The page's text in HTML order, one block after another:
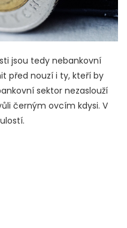
jsou tedy nebankovní
před nouzí i ty, kteří by
sektor nezaslouží
černým ovcím kdysi. V